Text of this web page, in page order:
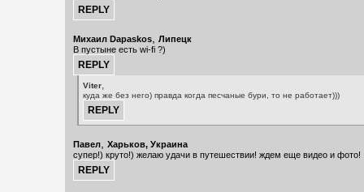
Михаил Dapaskos, Липецк
В пустыне есть wi-fi ?)
Viter,
куда же без него) правда когда песчаные бури, то не работает)))
Павел, Харьков, Украина
супер!) круто!) желаю удачи в путешествии! ждем еще видео и фото!